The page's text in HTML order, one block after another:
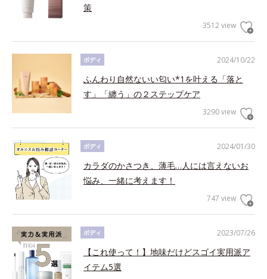
策
3512 view
2024/10/22
ボディ
ふんわり自然ないい匂い*1を叶える「落と
す」「纏う」の２ステップケア
3290 view
2024/01/30
ボディ
カラダのかさつき、薄毛…人には言えないお
悩み、一緒に考えます！
747 view
2023/07/26
ボディ
【これ使って！】地味だけどスゴイ実用派ア
イテム5選